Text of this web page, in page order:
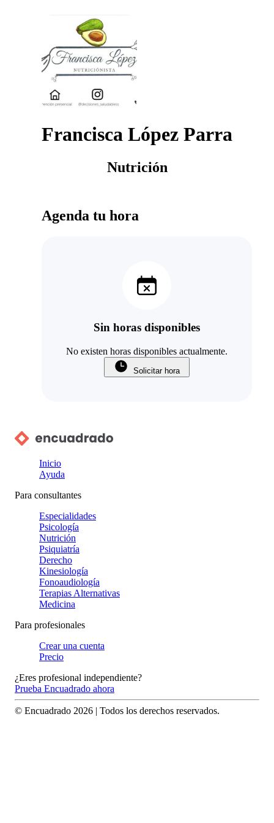
Francisca López Parra
Nutrición
Agenda tu hora
Sin horas disponibles
No existen horas disponibles actualmente.
Solicitar hora
Inicio
Ayuda
Para consultantes
Especialidades
Psicología
Nutrición
Psiquiatría
Derecho
Kinesiología
Fonoaudiología
Terapias Alternativas
Medicina
Para profesionales
Crear una cuenta
Precio
¿Eres profesional independiente?
Prueba Encuadrado ahora
© Encuadrado 2026 | Todos los derechos reservados.